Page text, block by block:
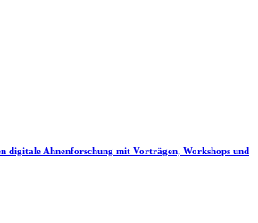
digitale Ahnenforschung mit Vorträgen, Workshops und